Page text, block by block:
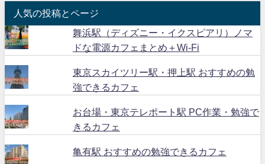
人気の投稿とページ
舞浜駅（ディズニー・イクスピアリ）ノマ
ドな電源カフェまとめ＋Wi-Fi
東京スカイツリー駅・押上駅 おすすめの勉
強できるカフェ
お台場・東京テレポート駅 PC作業・勉強で
きるカフェ
亀有駅 おすすめの勉強できるカフェ